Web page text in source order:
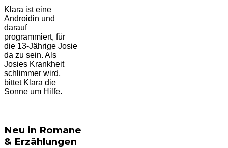
Klara ist eine
Androidin und
darauf
programmiert, für
die 13-Jährige Josie
da zu sein. Als
Josies Krankheit
schlimmer wird,
bittet Klara die
Sonne um Hilfe.
Neu in Romane
& Erzählungen